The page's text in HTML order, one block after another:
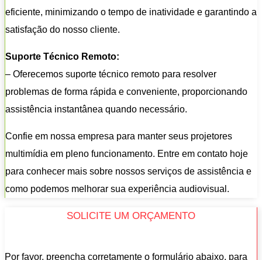
eficiente, minimizando o tempo de inatividade e garantindo a
satisfação do nosso cliente.
Suporte Técnico Remoto:
– Oferecemos suporte técnico remoto para resolver
problemas de forma rápida e conveniente, proporcionando
assistência instantânea quando necessário.
Confie em nossa empresa para manter seus projetores
multimídia em pleno funcionamento. Entre em contato hoje
para conhecer mais sobre nossos serviços de assistência e
como podemos melhorar sua experiência audiovisual.
SOLICITE UM ORÇAMENTO
Por favor, preencha corretamente o formulário abaixo, para